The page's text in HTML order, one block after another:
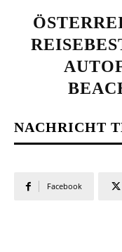
NACHRICHT
Facebook